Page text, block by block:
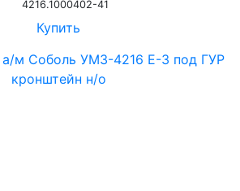
4216.1000402-41
Купить